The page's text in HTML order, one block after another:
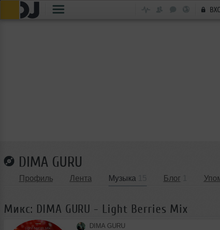
DIMA GURU
Профиль Лента Музыка Блог
Микс: DIMA GURU - Light Berries Mix
DIMA GURU